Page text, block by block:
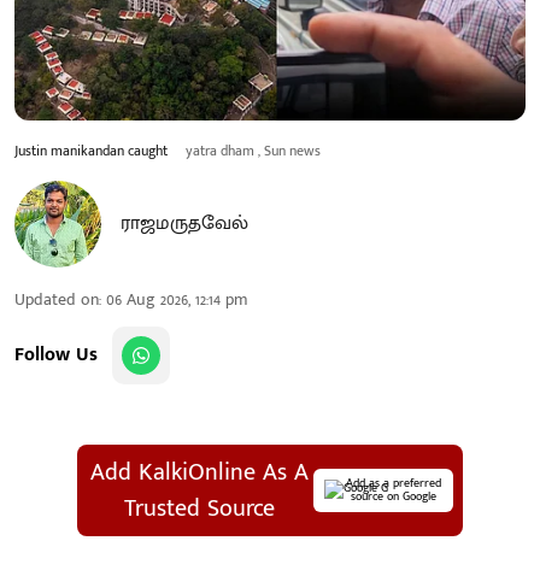
Justin manikandan caught yatra dham , Sun news
ராஜமருதவேல்
Updated on:06 Aug 2026, 12:14 pm
Follow Us
Add KalkiOnline As A
Trusted Source
Add as a preferred
source on Google